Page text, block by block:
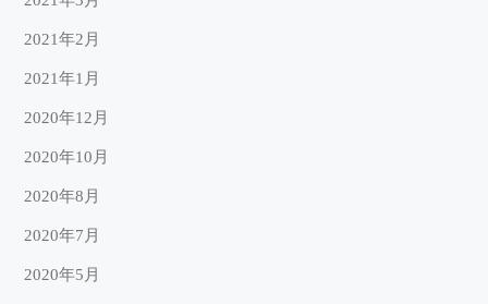
2021年2月
2021年1月
2020年12月
2020年10月
2020年8月
2020年7月
2020年5月